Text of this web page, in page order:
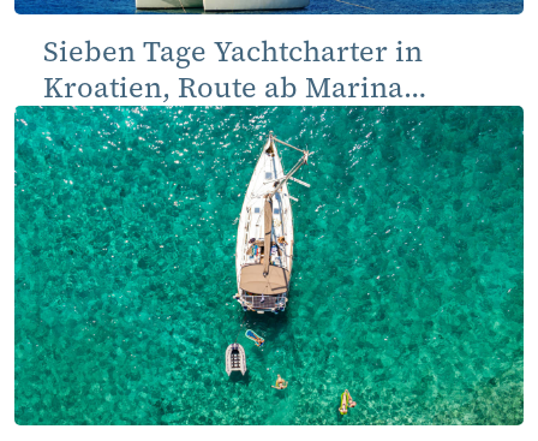
Sieben Tage Yachtcharter in
Kroatien, Route ab Marina
Dalmacija, Sukošan